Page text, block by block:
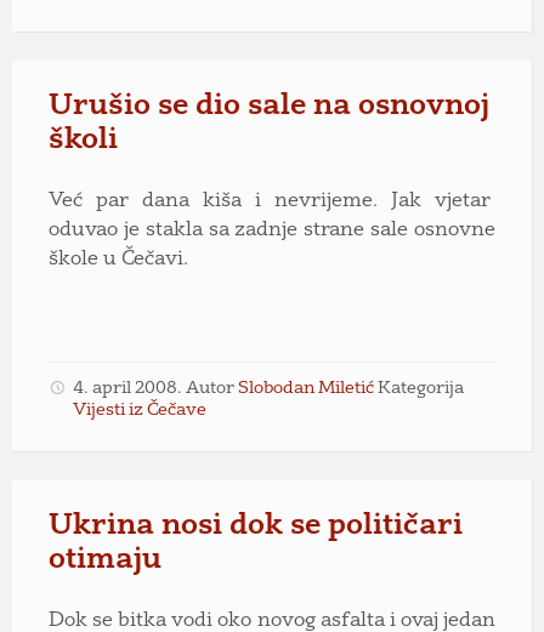
Urušio se dio sale na osnovnoj
školi
Već par dana kiša i nevrijeme. Jak vjetar
oduvao je stakla sa zadnje strane sale osnovne
škole u Čečavi.
4. april 2008. Autor Slobodan Miletić Kategorija
Vijesti iz Čečave
Ukrina nosi dok se političari
otimaju
Dok se bitka vodi oko novog asfalta i ovaj jedan